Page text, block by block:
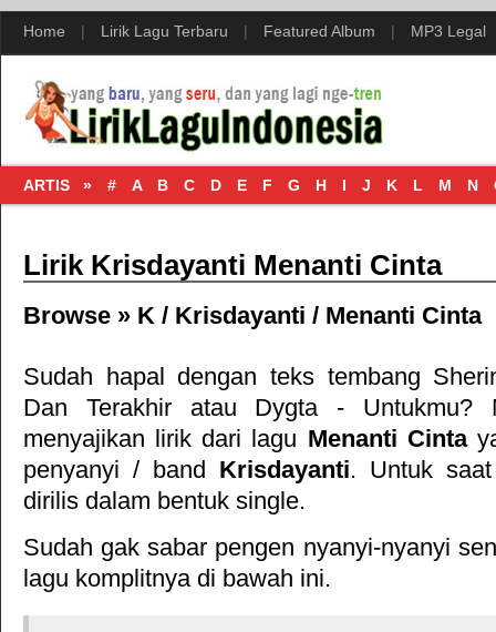
Home | Lirik Lagu Terbaru | Featured Album | MP3 Legal
ARTIS » # A B C D E F G H I J K L M N
Lirik Krisdayanti Menanti Cinta
Browse » K / Krisdayanti / Menanti Cinta
Sudah hapal dengan teks tembang
Dan Terakhiratau Dygta - Untukmu?
menyajikan lirik dari lagu Menanti Cinta
penyanyi / band Krisdayanti. Untuk
dirilis dalam bentuk single.
Sudah gak sabar pengen nyanyi-nyanyi
lagu komplitnya di bawah ini.